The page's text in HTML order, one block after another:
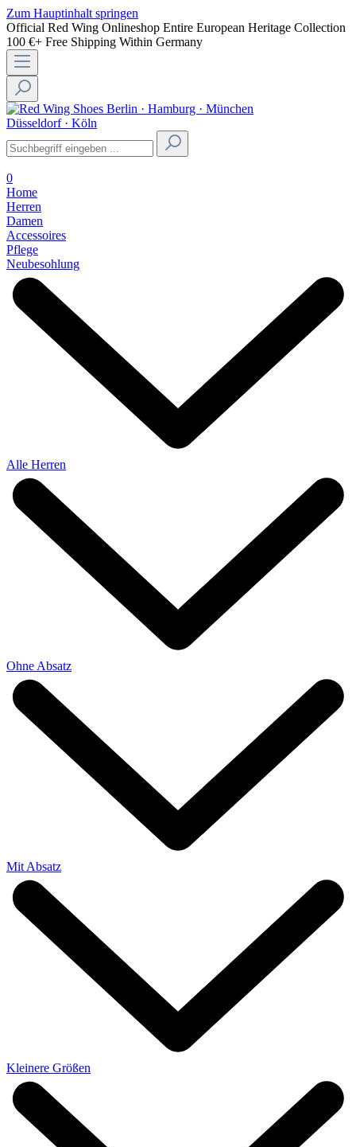
Zum Hauptinhalt springen
Official Red Wing Onlineshop Entire European Heritage Collection
100 €+ Free Shipping Within Germany
Berlin · Hamburg · München
Düsseldorf · Köln
0
Home
Herren
Damen
Accessoires
Pflege
Neubesohlung
Alle Herren
Ohne Absatz
Mit Absatz
Kleinere Größen